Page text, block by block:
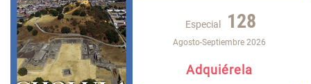
Especial 128
Agosto-Septiembre 2026
Adquiérela